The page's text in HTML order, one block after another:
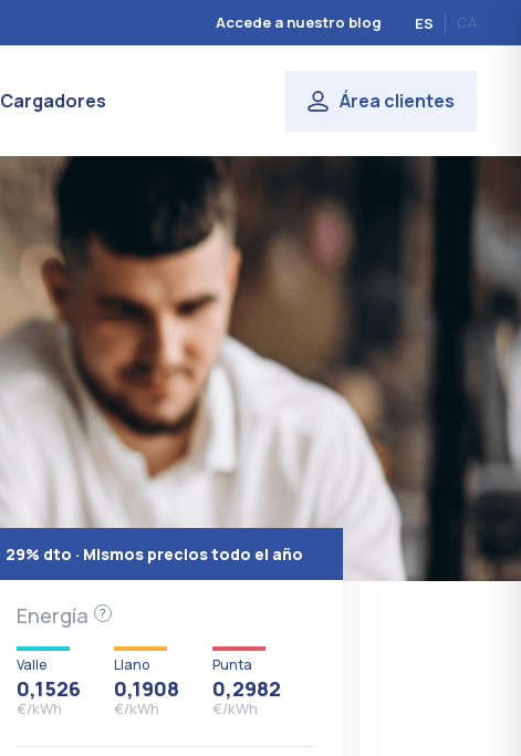
Accede a nuestro blog ES CA
Cargadores Área clientes
29% dto · Mismos precios todo el año
Energía ?
Valle
0,1526
€/kWh
Llano
0,1908
€/kWh
Punta
0,2982
€/kWh